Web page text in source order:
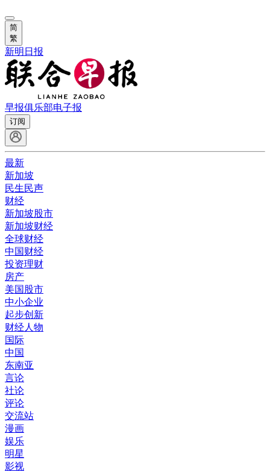
简
繁
新明日报
早报俱乐部电子报
订阅
最新
新加坡
民生民声
财经
新加坡股市
新加坡财经
全球财经
中国财经
投资理财
房产
美国股市
中小企业
起步创新
财经人物
国际
中国
东南亚
言论
社论
评论
交流站
漫画
娱乐
明星
影视